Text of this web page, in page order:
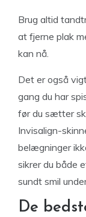
Brug altid
at fjerne plak
kan nå.
Det er også
gang du har
før du sætter
Invisalign-
belægninger
sikrer du både
sundt smil
De